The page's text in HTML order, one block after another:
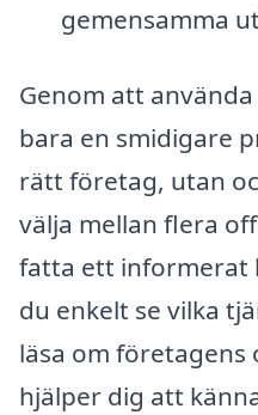
gemensamma
Genom att
bara en smidigare
rätt företag, utan
välja mellan flera
fatta ett informerat
du enkelt se vilka
läsa om företagens
hjälper dig att